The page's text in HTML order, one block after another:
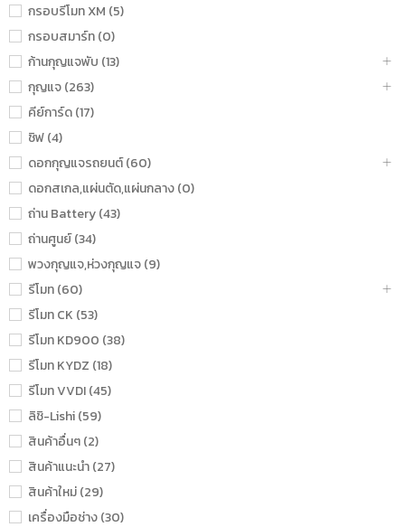
กรอบรีโมท XM (5)
กรอบสมาร์ท (0)
ก้านกุญแจพับ (13)
กุญแจ (263)
คีย์การ์ด (17)
ชิฟ (4)
ดอกกุญแจรถยนต์ (60)
ดอกสเกล,แผ่นตัด,แผ่นกลาง (0)
ถ่าน Battery (43)
ถ่านศูนย์ (34)
พวงกุญแจ,ห่วงกุญแจ (9)
รีโมท (60)
รีโมท CK (53)
รีโมท KD900 (38)
รีโมท KYDZ (18)
รีโมท VVDI (45)
ลิชิ-Lishi (59)
สินค้าอื่นๆ (2)
สินค้าแนะนำ (27)
สินค้าใหม่ (29)
เครื่องมือช่าง (30)